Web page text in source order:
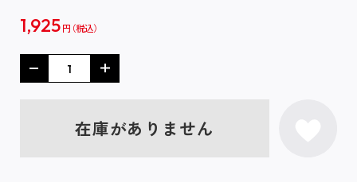
1,925 円
在庫がありません